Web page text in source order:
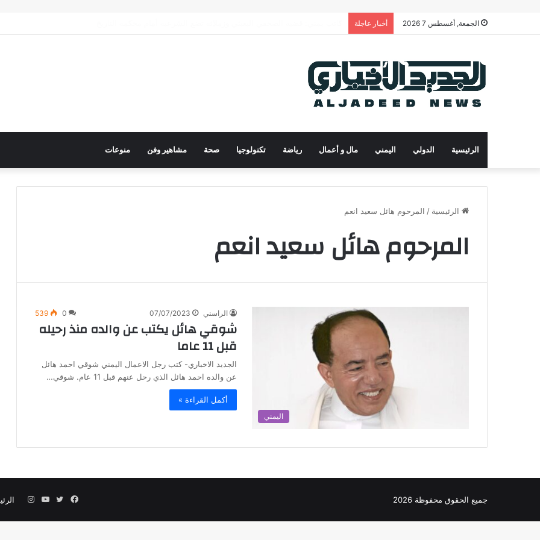
الجمعة, أغسطس 7 2026 أخبار عاجلة
الرئيسية الدولي اليمني مال و أعمال رياضة تكنولوجيا صحة مشاهير وفن منوعات
الرئيسية / المرحوم هائل سعيد انعم
المرحوم هائل سعيد انعم
اليمني
الراسني 07/07/2023
0
539
شوقي هائل يكتب عن والده منذ رحيله
قبل 11 عاما
الجديد الاخباري- كتب رجل الاعمال اليمني شوقي احمد هائل
عن والده احمد هائل الذي رحل عنهم قبل 11 عام. شوقي…
أكمل القراءة »
جميع الحقوق محفوظة 2026 فيسبوك
تويتر يوتيوب